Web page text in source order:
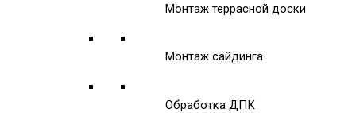
Монтаж террасной доски
Монтаж сайдинга
Обработка ДПК